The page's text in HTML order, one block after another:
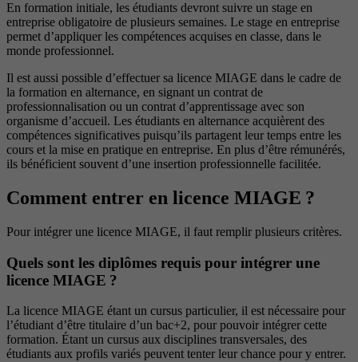
En formation initiale, les étudiants devront suivre un stage en
entreprise obligatoire de plusieurs semaines. Le stage en entreprise
permet d’appliquer les compétences acquises en classe, dans le
monde professionnel.
Il est aussi possible d’effectuer sa licence MIAGE dans le cadre de
la formation en alternance, en signant un contrat de
professionnalisation ou un contrat d’apprentissage avec son
organisme d’accueil. Les étudiants en alternance acquièrent des
compétences significatives puisqu’ils partagent leur temps entre les
cours et la mise en pratique en entreprise. En plus d’être rémunérés,
ils bénéficient souvent d’une insertion professionnelle facilitée.
Comment entrer en licence MIAGE ?
Pour intégrer une licence MIAGE, il faut remplir plusieurs critères.
Quels sont les diplômes requis pour intégrer une
licence MIAGE ?
La licence MIAGE étant un cursus particulier, il est nécessaire pour
l’étudiant d’être titulaire d’un bac+2, pour pouvoir intégrer cette
formation. Étant un cursus aux disciplines transversales, des
étudiants aux profils variés peuvent tenter leur chance pour y entrer.